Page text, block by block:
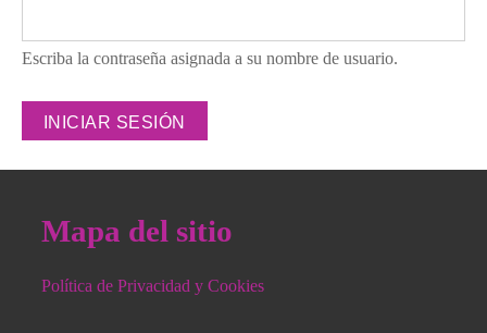
Escriba la contraseña asignada a su nombre de usuario.
Mapa del sitio
Política de Privacidad y Cookies